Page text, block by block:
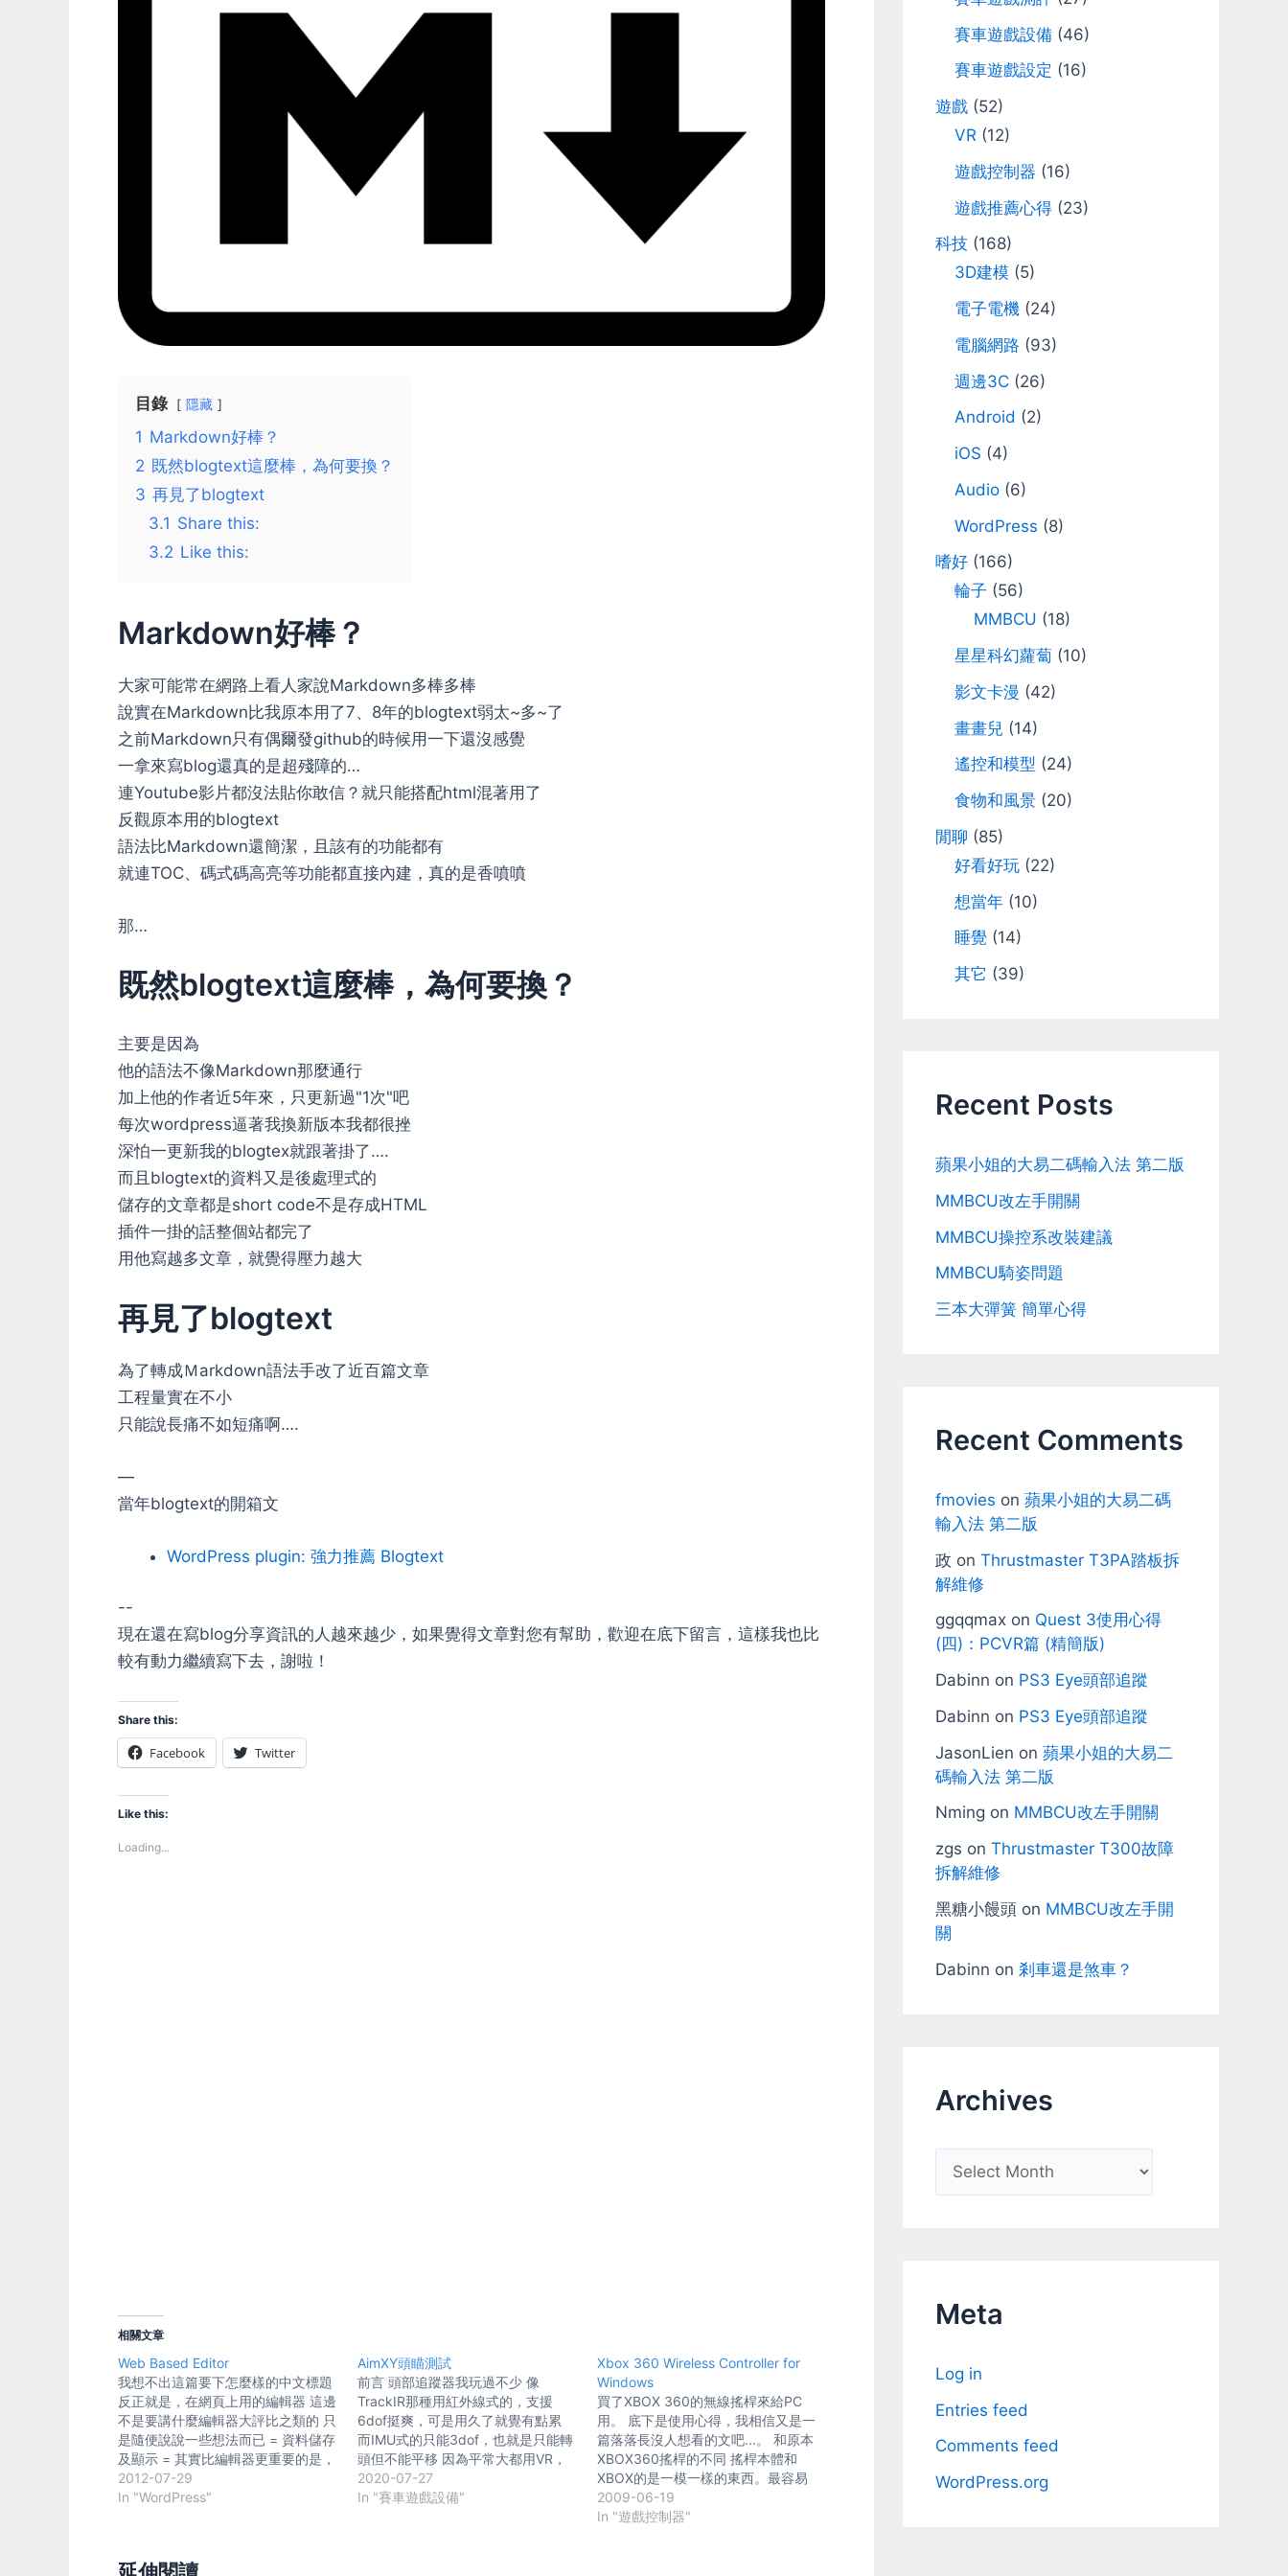
目錄 隱藏
1 Markdown好棒？
2 既然blogtext這麼棒，為何要換？
3 再見了blogtext
3.1 Share this:
3.2 Like this:
Markdown好棒？
大家可能常在網路上看人家說Markdown多棒多棒
說實在Markdown比我原本用了7、8年的blogtext弱太~多~了
之前Markdown只有偶爾發github的時候用一下還沒感覺
一拿來寫blog還真的是超殘障的…
連Youtube影片都沒法貼你敢信？就只能搭配html混著用了
反觀原本用的blogtext
語法比Markdown還簡潔，且該有的功能都有
就連TOC、碼式碼高亮等功能都直接內建，真的是香噴噴
那…
既然blogtext這麼棒，為何要換？
主要是因為
他的語法不像Markdown那麼通行
加上他的作者近5年來，只更新過"1次"吧
每次wordpress逼著我換新版本我都很挫
深怕一更新我的blogtex就跟著掛了….
而且blogtext的資料又是後處理式的
儲存的文章都是short code不是存成HTML
插件一掛的話整個站都完了
用他寫越多文章，就覺得壓力越大
再見了blogtext
為了轉成Ｍarkdown語法手改了近百篇文章
工程量實在不小
只能說長痛不如短痛啊….
—
當年blogtext的開箱文
WordPress plugin: 強力推薦 Blogtext
--
現在還在寫blog分享資訊的人越來越少，如果覺得文章對您有幫助，歡迎在底下留言，這樣我也比
較有動力繼續寫下去，謝啦！
Share this:
Facebook Twitter
Like this:
Loading...
相關文章
Web Based Editor
我想不出這篇要下怎麼樣的中文標題
反正就是，在網頁上用的編輯器 這邊
不是要講什麼編輯器大評比之類的 只
是隨便說說一些想法而已 = 資料儲存
及顯示 = 其實比編輯器更重要的是，
我們寫好存進資料庫的時候，用的是
怎麼樣的格式？ 日後顯示或編輯會不
2012-07-29
In "WordPress"
AimXY頭瞄測試
前言 頭部追蹤器我玩過不少 像
TrackIR那種用紅外線式的，支援
6dof挺爽，可是用久了就覺有點累
而IMU式的只能3dof，也就是只能轉
頭但不能平移 因為平常大都用VR，
用到後來覺得IMU式的相對簡單輕鬆
一點 之前就自己製作個藍牙IMU的頭
2020-07-27
In "賽車遊戲設備"
Xbox 360 Wireless Controller for
Windows
買了XBOX 360的無線搖桿來給PC
用。 底下是使用心得，我相信又是一
篇落落長沒人想看的文吧...。 和原本
XBOX360搖桿的不同 搖桿本體和
XBOX的是一模一樣的東西。最容易
分辦的方式是包裝的顏色，
XBOX360用的是綠色的，PC用的是
2009-06-19
In "遊戲控制器"
延伸閱讀
賽車遊戲設備 (46)
賽車遊戲設定 (16)
遊戲 (52)
VR (12)
遊戲控制器 (16)
遊戲推薦心得 (23)
科技 (168)
3D建模 (5)
電子電機 (24)
電腦網路 (93)
週邊3C (26)
Android (2)
iOS (4)
Audio (6)
WordPress (8)
嗜好 (166)
輪子 (56)
MMBCU (18)
星星科幻蘿蔔 (10)
影文卡漫 (42)
畫畫兒 (14)
遙控和模型 (24)
食物和風景 (20)
閒聊 (85)
好看好玩 (22)
想當年 (10)
睡覺 (14)
其它 (39)
Recent Posts
蘋果小姐的大易二碼輸入法 第二版
MMBCU改左手開關
MMBCU操控系改裝建議
MMBCU騎姿問題
三本大彈簧 簡單心得
Recent Comments
fmovies on 蘋果小姐的大易二碼
輸入法 第二版
政 on Thrustmaster T3PA踏板拆
解維修
ggqqmax on Quest 3使用心得
(四)：PCVR篇 (精簡版)
Dabinn on PS3 Eye頭部追蹤
Dabinn on PS3 Eye頭部追蹤
JasonLien on 蘋果小姐的大易二
碼輸入法 第二版
Nming on MMBCU改左手開關
zgs on Thrustmaster T300故障
拆解維修
黑糖小饅頭 on MMBCU改左手開
關
Dabinn on 剎車還是煞車？
Archives
r
vMeta
Log in
Entries feed
Comments feed
WordPress.org